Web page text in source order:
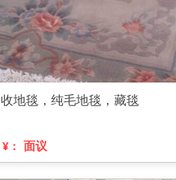
收地毯，纯毛地毯，藏毯
¥： 面议